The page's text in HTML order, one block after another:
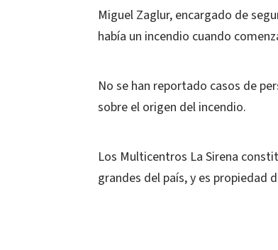
Miguel Zaglur, encargado de
había un incendio cuando
No se han reportado casos de
sobre el origen del incendio.
Los Multicentros La Sirena
grandes del país, y es propiedad